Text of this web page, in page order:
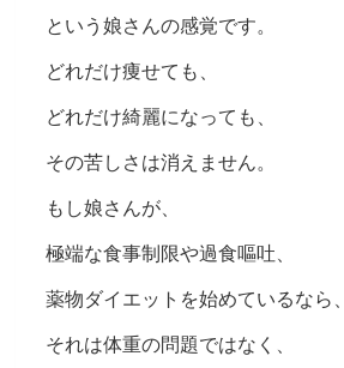
という娘さんの感覚です。
どれだけ痩せても、
どれだけ綺麗になっても、
その苦しさは消えません。
もし娘さんが、
極端な食事制限や過食嘔吐、
薬物ダイエットを始めているなら、
それは体重の問題ではなく、